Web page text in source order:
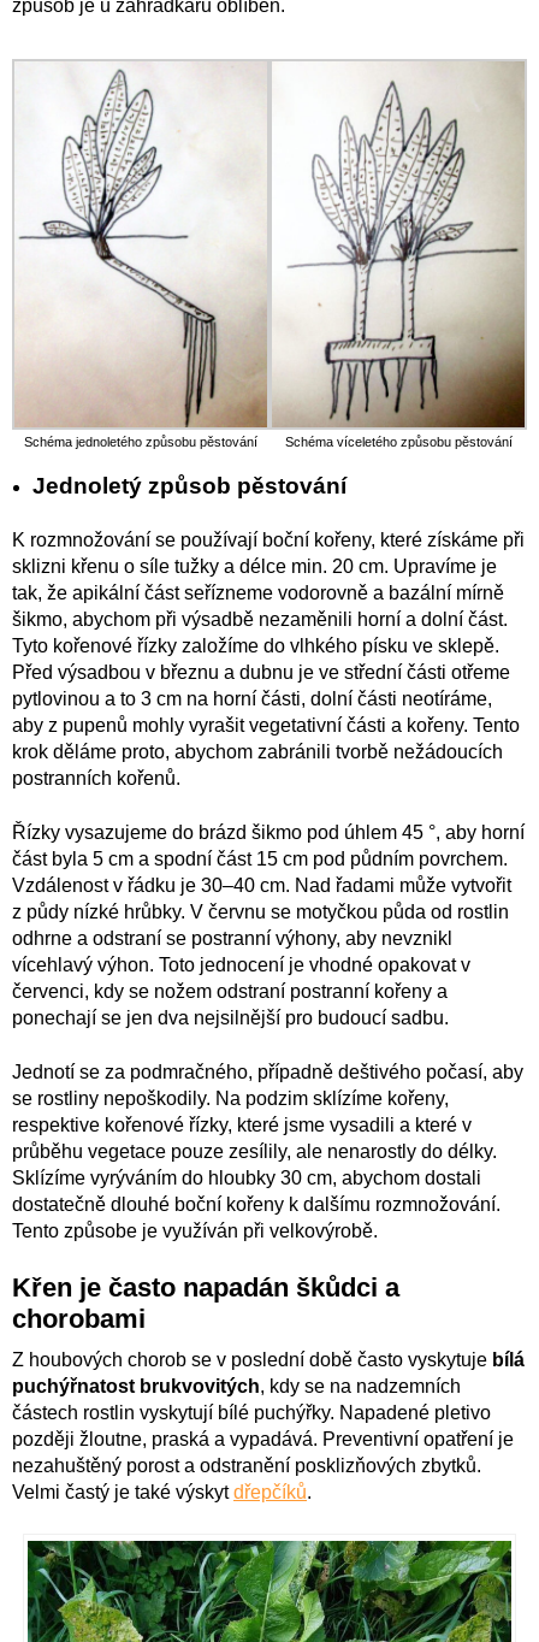
způsob je u zahrádkářů oblíben.
Schéma jednoletého způsobu pěstování Schéma víceletého způsobu pěstování
Jednoletý způsob pěstování
K rozmnožování se používají boční kořeny, které získáme při
sklizni křenu o síle tužky a délce min. 20 cm. Upravíme je
tak, že apikální část seřízneme vodorovně a bazální mírně
šikmo, abychom při výsadbě nezaměnili horní a dolní část.
Tyto kořenové řízky založíme do vlhkého písku ve sklepě.
Před výsadbou v březnu a dubnu je ve střední části otřeme
pytlovinou a to 3 cm na horní části, dolní části neotíráme,
aby z pupenů mohly vyrašit vegetativní části a kořeny. Tento
krok děláme proto, abychom zabránili tvorbě nežádoucích
postranních kořenů.
Řízky vysazujeme do brázd šikmo pod úhlem 45 °, aby horní
část byla 5 cm a spodní část 15 cm pod půdním povrchem.
Vzdálenost v řádku je 30–40 cm. Nad řadami může vytvořit
z půdy nízké hrůbky. V červnu se motyčkou půda od rostlin
odhrne a odstraní se postranní výhony, aby nevznikl
vícehlavý výhon. Toto jednocení je vhodné opakovat v
červenci, kdy se nožem odstraní postranní kořeny a
ponechají se jen dva nejsilnější pro budoucí sadbu.
Jednotí se za podmračného, případně deštivého počasí, aby
se rostliny nepoškodily. Na podzim sklízíme kořeny,
respektive kořenové řízky, které jsme vysadili a které v
průběhu vegetace pouze zesílily, ale nenarostly do délky.
Sklízíme vyrýváním do hloubky 30 cm, abychom dostali
dostatečně dlouhé boční kořeny k dalšímu rozmnožování.
Tento způsobe je využíván při velkovýrobě.
Křen je často napadán škůdci a
chorobami
Z houbových chorob se v poslední době často vyskytuje bílá
puchýřnatost brukvovitých, kdy se na nadzemních
částech rostlin vyskytují bílé puchýřky. Napadené pletivo
později žloutne, praská a vypadává. Preventivní opatření je
nezahuštěný porost a odstranění posklizňových zbytků.
Velmi častý je také výskytdřepčíků.